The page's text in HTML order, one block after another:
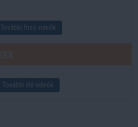
További friss videók
További élő videók